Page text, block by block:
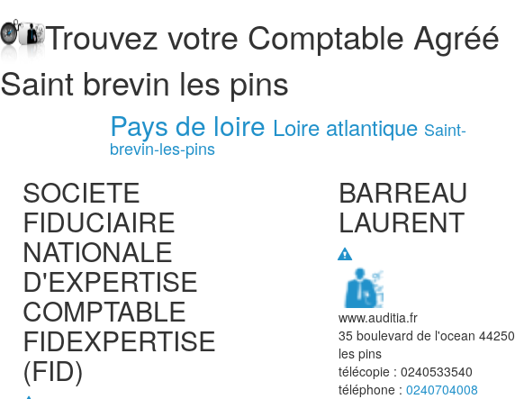
Trouvez votre Comptable Agréé
Saint brevin les pins
Pays de loire Loire atlantique Saint-
brevin-les-pins
SOCIETE
FIDUCIAIRE
NATIONALE
D'EXPERTISE
COMPTABLE
FIDEXPERTISE
(FID)
BARREAU
LAURENT
www.auditia.fr
35 boulevard de l'ocean 44250
les pins
télécopie : 0240533540
téléphone : 0240704008